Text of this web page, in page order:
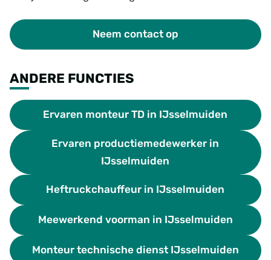
Neem contact op
ANDERE FUNCTIES
Ervaren monteur TD in IJsselmuiden
Ervaren productiemedewerker in
IJsselmuiden
Heftruckchauffeur in IJsselmuiden
Meewerkend voorman in IJsselmuiden
Monteur technische dienst IJsselmuiden